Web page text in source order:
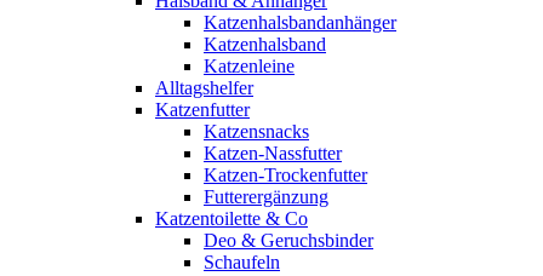
Katzenhalsbandanhänger
Katzenhalsband
Katzenleine
Alltagshelfer
Katzenfutter
Katzensnacks
Katzen-Nassfutter
Katzen-Trockenfutter
Futterergänzung
Katzentoilette & Co
Deo & Geruchsbinder
Schaufeln